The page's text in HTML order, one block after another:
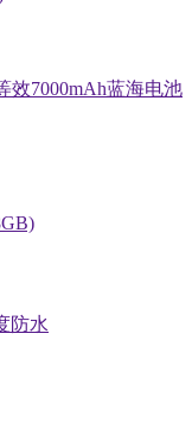
效7000mAh蓝海电池
防水